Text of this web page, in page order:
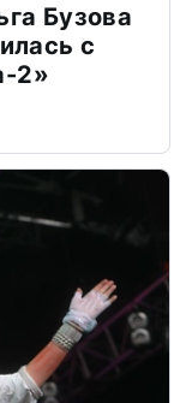
Бузова
с
2»